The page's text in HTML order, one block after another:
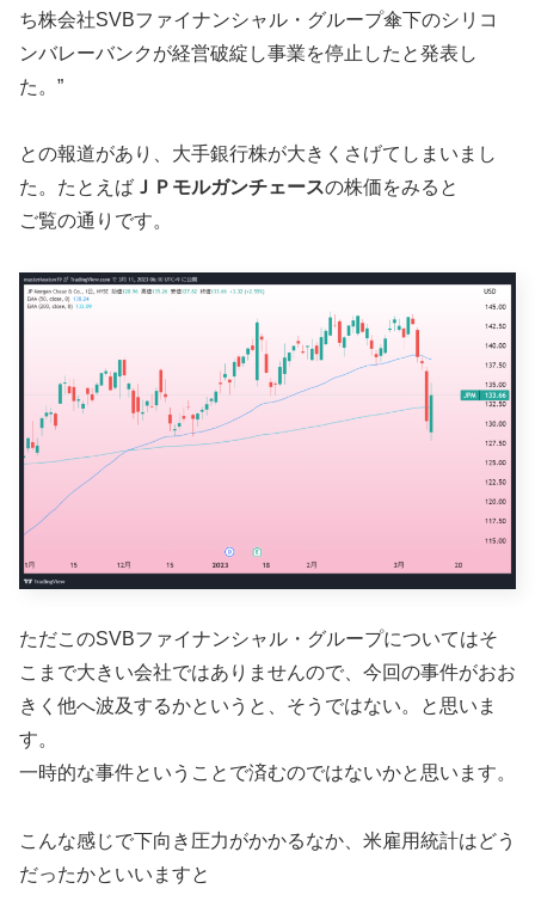
ち株会社SVBファイナンシャル・グループ傘下のシリコ
ンバレーバンクが経営破綻し事業を停止したと発表し
た。”
との報道があり、大手銀行株が大きくさげてしまいまし
た。たとえば ＪＰモルガンチェースの株価をみると
ご覧の通りです。
ただこのSVBファイナンシャル・グループについてはそ
こまで大きい会社ではありませんので、今回の事件がおお
きく他へ波及するかというと、そうではない。と思いま
す。
一時的な事件ということで済むのではないかと思います。
こんな感じで下向き圧力がかかるなか、米雇用統計はどう
だったかといいますと